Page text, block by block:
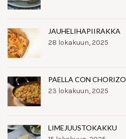
JAUHELIHAPIIRAKKA
28 lokakuun, 2025
PAELLA CON CHORIZO
23 lokakuun, 2025
LIMEJUUSTOKAKKU